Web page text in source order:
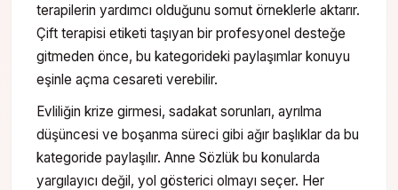
terapilerin yardımcı olduğunu somut örneklerle aktarır.
Çift terapisi etiketi taşıyan bir profesyonel desteğe
gitmeden önce, bu kategorideki paylaşımlar konuyu
eşinle açma cesareti verebilir.
Evliliğin krize girmesi, sadakat sorunları, ayrılma
düşüncesi ve boşanma süreci gibi ağır başlıklar da bu
kategoride paylaşılır. Anne Sözlük bu konularda
yargılayıcı değil, yol gösterici olmayı seçer. Her